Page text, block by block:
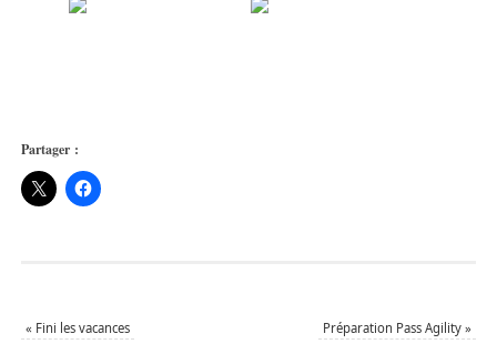
Partager :
« Fini les vacances Préparation Pass Agility»